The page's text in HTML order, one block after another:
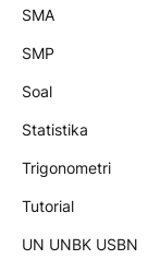
SMA
SMP
Soal
Statistika
Trigonometri
Tutorial
UN UNBK USBN